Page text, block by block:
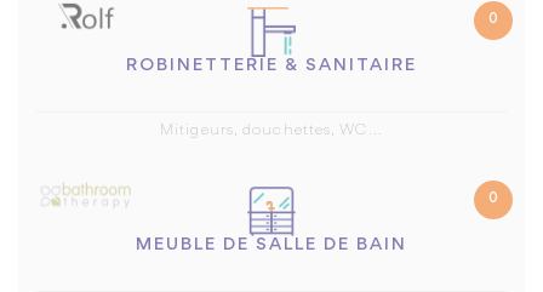
0
ROBINETTERIE & SANITAIRE
Mitigeurs, douchettes, WC...
0
MEUBLE DE SALLE DE BAIN